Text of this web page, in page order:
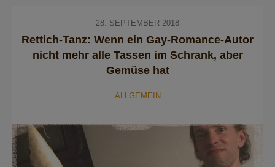
28. SEPTEMBER 2018
Rettich-Tanz: Wenn ein Gay-Romance-Autor
nicht mehr alle Tassen im Schrank, aber
Gemüse hat
ALLGEMEIN